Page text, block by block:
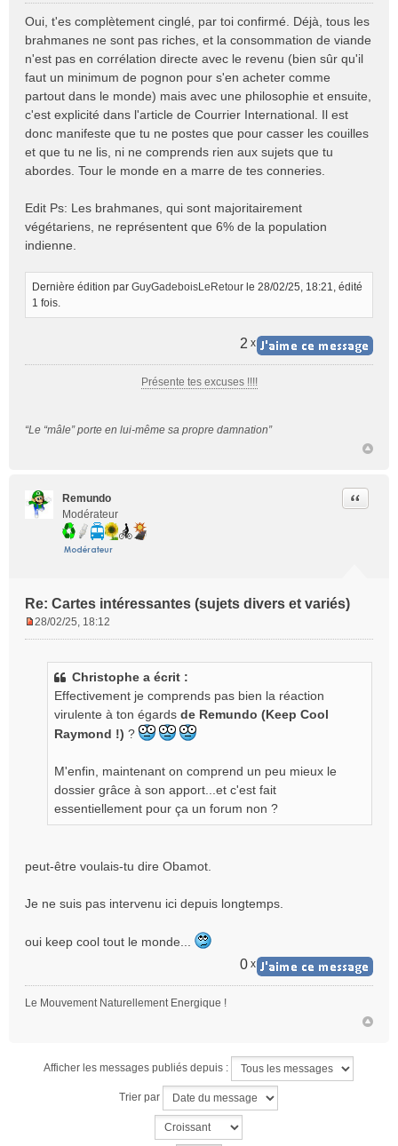
s
s
a
g
e
n
l
u
Oui, t'es complètement cinglé, par toi confirmé. Déjà, tous les
brahmanes ne sont pas riches, et la consommation de viande
n'est pas en corrélation directe avec le revenu (bien sûr qu'il
faut un minimum de pognon pour s'en acheter comme
partout dans le monde) mais avec une philosophie et ensuite,
c'est explicité dans l'article de Courrier International. Il est
donc manifeste que tu ne postes que pour casser les couilles
et que tu ne lis, ni ne comprends rien aux sujets que tu
abordes. Tour le monde en a marre de tes conneries.
Edit Ps: Les brahmanes, qui sont majoritairement
végétariens, ne représentent que 6% de la population
indienne.
Dernière édition par GuyGadeboisLeRetour le 28/02/25, 18:21, édité
1 fois.
2 x
Présente tes excuses !!!!
“Le “mâle” porte en lui-même sa propre damnation”
Remundo
Modérateur
Re: Cartes intéressantes (sujets divers et variés)
Citer
28/02/25, 18:12
Christophe a écrit :
Effectivement je comprends pas bien la réaction
virulente à ton égards de Remundo (Keep Cool
Raymond !) ?
M'enfin, maintenant on comprend un peu mieux le
dossier grâce à son apport...et c'est fait
essentiellement pour ça un forum non ?
peut-être voulais-tu dire Obamot.
Je ne suis pas intervenu ici depuis longtemps.
oui keep cool tout le monde...
0 x
Le Mouvement Naturellement Energique !
Afficher les messages publiés depuis :
Trier par